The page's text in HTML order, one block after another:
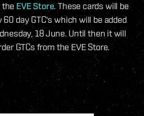
the EVE Store. These cards will be
day GTC's which will be added
18 June. Until then it will
GTCs from the EVE Store.